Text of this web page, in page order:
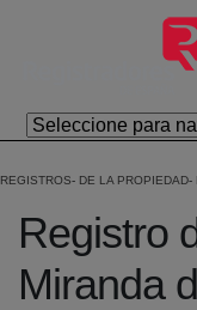
Salta al contingut
REGISTROS DE LA PROPIEDAD
Registro
Miranda